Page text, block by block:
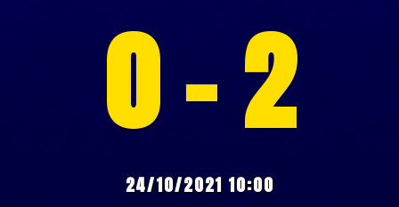
0 - 2
24/10/2021 10:00